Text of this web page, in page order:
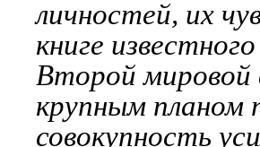
личностей, их
книге
Второй мировой
крупным планом
совокупность